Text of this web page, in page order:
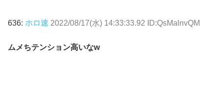
636: ホロ速 2022/08/17(水) 14:33:33.92 ID:QsMalnvQM
ムメちテンション高いなw